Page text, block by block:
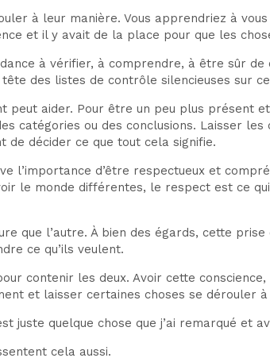
à leur manière. Vous apprendriez à
et il y avait de la place pour que les
à vérifier, à comprendre, à être sûr
des listes de contrôle silencieuses sur
peut aider. Pour être un peu plus
catégories ou des conclusions. Laisser
de décider ce que tout cela signifie.
l’importance d’être respectueux et
le monde différentes, le respect est ce
que l’autre. À bien des égards, cette
ce qu’ils veulent.
contenir les deux. Avoir cette
et laisser certaines choses se dérouler
juste quelque chose que j’ai remarqué et
cela aussi.